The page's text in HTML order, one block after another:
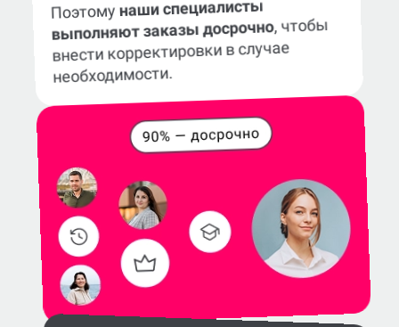
Поэтомунаши специалисты
выполняют заказы досрочно, чтобы
внести корректировки в случае
необходимости.